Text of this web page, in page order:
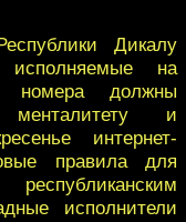
Дикалу
на
номера должны
менталитету и
интернет-
правила для
исполнители